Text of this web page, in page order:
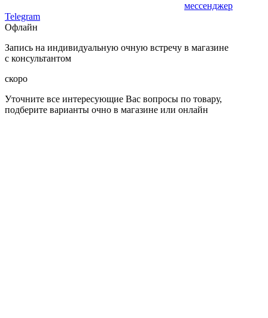
мессенджер
Telegram
Офлайн
Запись на индивидуальную очную встречу в магазине
с консультантом
скоро
Уточните все интересующие Вас вопросы по товару,
подберите варианты очно в магазине или онлайн